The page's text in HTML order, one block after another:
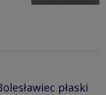
płaski